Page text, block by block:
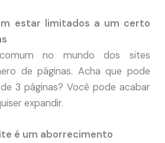
estar limitados a um certo
no mundo dos sites
de páginas. Acha que pode
3 páginas? Você pode acabar
expandir.
é um aborrecimento